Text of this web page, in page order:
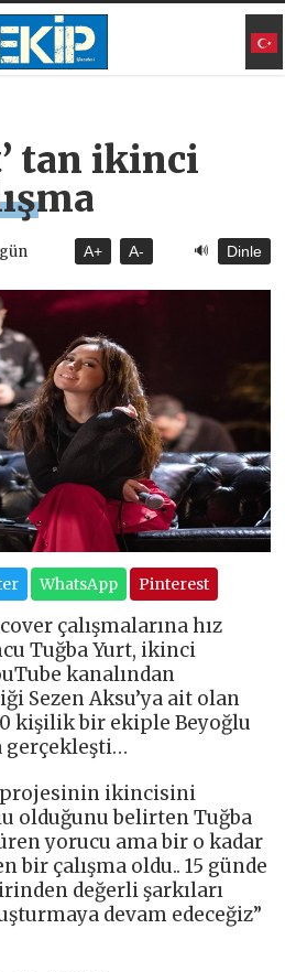
tan ikinci
A+ A- 🔊 Dinle
WhatsApp Pinterest
çalışmalarına hız
Tuğba Yurt, ikinci
kanalından
Sezen Aksu’ya ait olan
kişilik bir ekiple Beyoğlu
gerçekleşti…
projesinin ikincisini
olduğunu belirten Tuğba
yorucu ama bir o kadar
bir çalışma oldu.. 15 günde
değerli şarkıları
devam edeceğiz”